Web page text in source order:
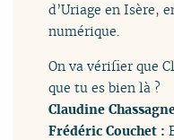
d’Uriage en Isère,
numérique.
On va vérifier que
que tu es bien là ?
Claudine
Frédéric Couchet :